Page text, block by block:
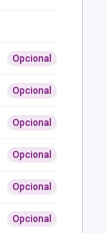
Opcional
Opcional
Opcional
Opcional
Opcional
Opcional